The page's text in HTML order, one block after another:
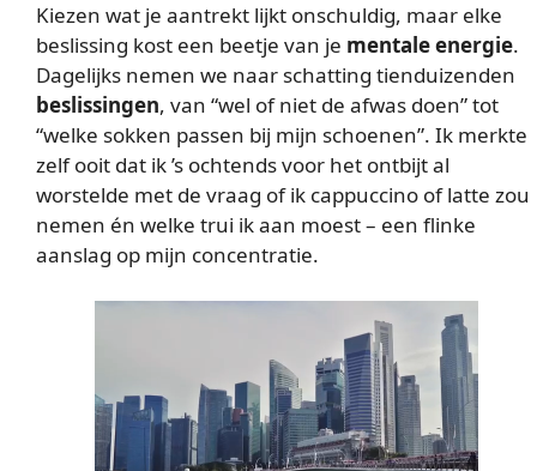
Kiezen wat je aantrekt lijkt onschuldig, maar elke
beslissing kost een beetje van je mentale energie.
Dagelijks nemen we naar schatting tienduizenden
beslissingen, van “wel of niet de afwas doen” tot
“welke sokken passen bij mijn schoenen”. Ik merkte
zelf ooit dat ik ’s ochtends voor het ontbijt al
worstelde met de vraag of ik cappuccino of latte zou
nemen én welke trui ik aan moest – een flinke
aanslag op mijn concentratie.